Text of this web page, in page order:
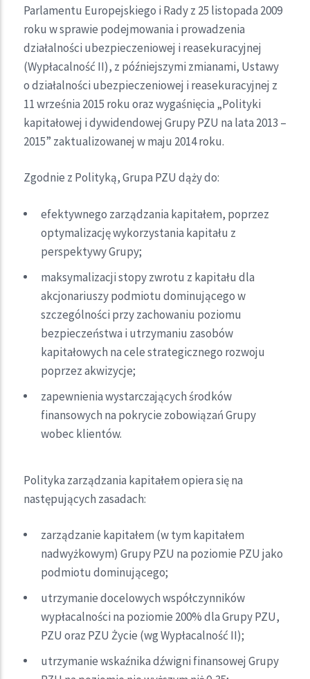
Parlamentu Europejskiego i Rady z 25 listopada 2009
roku w sprawie podejmowania i prowadzenia
działalności ubezpieczeniowej i reasekuracyjnej
(Wypłacalność II), z późniejszymi zmianami, Ustawy
o działalności ubezpieczeniowej i reasekuracyjnej z
11 września 2015 roku oraz wygaśnięcia „Polityki
kapitałowej i dywidendowej Grupy PZU na lata 2013 –
2015” zaktualizowanej w maju 2014 roku.
Zgodnie z Polityką, Grupa PZU dąży do:
efektywnego zarządzania kapitałem, poprzez
optymalizację wykorzystania kapitału z
perspektywy Grupy;
maksymalizacji stopy zwrotu z kapitału dla
akcjonariuszy podmiotu dominującego w
szczególności przy zachowaniu poziomu
bezpieczeństwa i utrzymaniu zasobów
kapitałowych na cele strategicznego rozwoju
poprzez akwizycje;
zapewnienia wystarczających środków
finansowych na pokrycie zobowiązań Grupy
wobec klientów.
Polityka zarządzania kapitałem opiera się na
następujących zasadach:
zarządzanie kapitałem (w tym kapitałem
nadwyżkowym) Grupy PZU na poziomie PZU jako
podmiotu dominującego;
utrzymanie docelowych współczynników
wypłacalności na poziomie 200% dla Grupy PZU,
PZU oraz PZU Życie (wg Wypłacalność II);
utrzymanie wskaźnika dźwigni finansowej Grupy